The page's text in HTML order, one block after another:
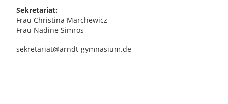
Sekretariat:
Frau Christina Marchewicz
Frau Nadine Simros
sekretariat@arndt-gymnasium.de